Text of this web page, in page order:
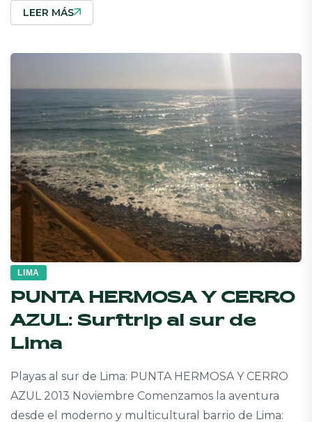
LEER MÁS
LIMA
PUNTA HERMOSA Y CERRO
AZUL: Surftrip al sur de
Lima
Playas al sur de Lima: PUNTA HERMOSA Y CERRO
AZUL 2013 Noviembre Comenzamos la aventura
desde el moderno y multicultural barrio de Lima: